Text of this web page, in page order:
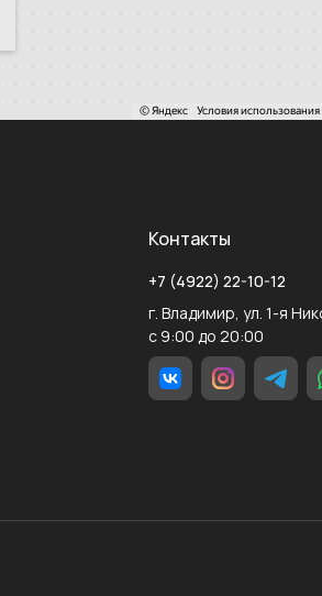
Контакты
+7 (4922) 22-10-12
г. Владимир, ул. 1-я
с 9:00 до 20:00